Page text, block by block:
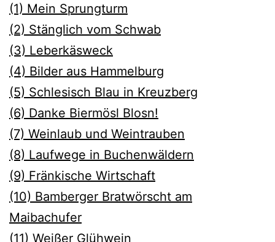
(1) Mein Sprungturm
(2) Stänglich vom Schwab
(3) Leberkäsweck
(4) Bilder aus Hammelburg
(5) Schlesisch Blau in Kreuzberg
(6) Danke Biermösl Blosn!
(7) Weinlaub und Weintrauben
(8) Laufwege in Buchenwäldern
(9) Fränkische Wirtschaft
(10) Bamberger Bratwörscht am
Maibachufer
(11) Weißer Glühwein